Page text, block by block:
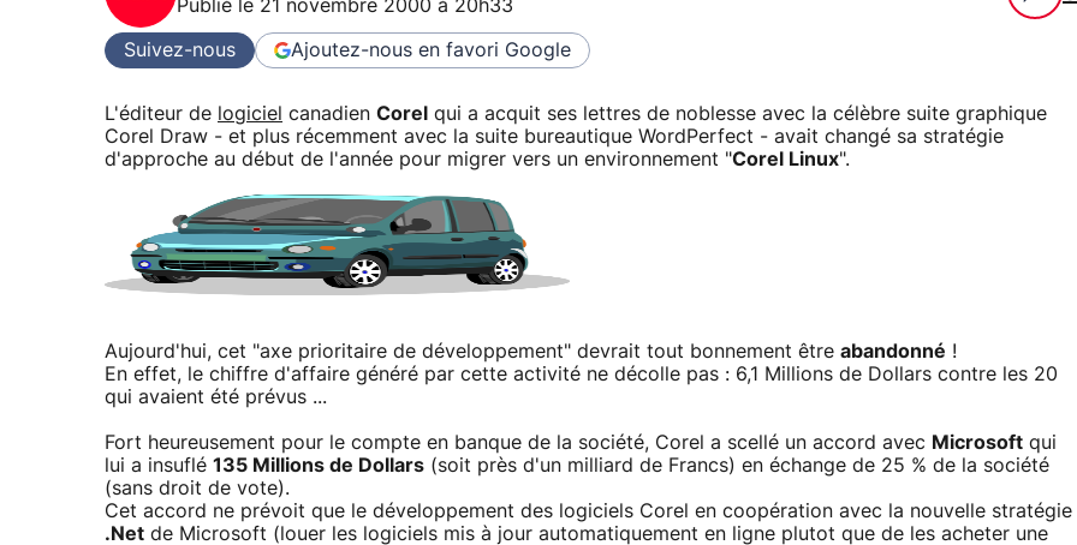
Publié le 21 novembre 2000 à 20h33
Suivez-nous Ajoutez-nous en favori Google
L'éditeur de logiciel canadien Corel
qui a acquit ses lettres de noblesse avec la célèbre suite graphique
Corel Draw - et plus récemment avec la suite bureautique WordPerfect - avait changé sa stratégie
d'approche au début de l'année pour migrer vers un environnement "Corel Linux".
Aujourd'hui, cet "axe prioritaire de développement" devrait tout bonnement être abandonné !
En effet, le chiffre d'affaire généré par cette activité ne décolle pas : 6,1 Millions de Dollars contre les 20
qui avaient été prévus ...
Fort heureusement pour le compte en banque de la société, Corel a scellé un accord avec Microsoft qui
lui a insuflé 135 Millions de Dollars (soit près d'un milliard de Francs) en échange de 25 % de la société
(sans droit de vote).
Cet accord ne prévoit que le développement des logiciels Corel en coopération avec la nouvelle stratégie
.Net de Microsoft (louer les logiciels mis à jour automatiquement en ligne plutot que de les acheter une